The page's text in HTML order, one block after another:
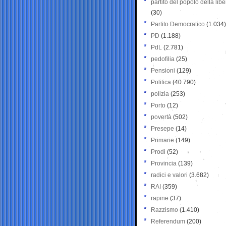
partito del popolo della
(30)
Partito Democratico (1.034)
PD (1.188)
PdL (2.781)
pedofilia (25)
Pensioni (129)
Politica (40.790)
polizia (253)
Porto (12)
povertà (502)
Presepe (14)
Primarie (149)
Prodi (52)
Provincia (139)
radici e valori (3.682)
RAI (359)
rapine (37)
Razzismo (1.410)
Referendum (200)